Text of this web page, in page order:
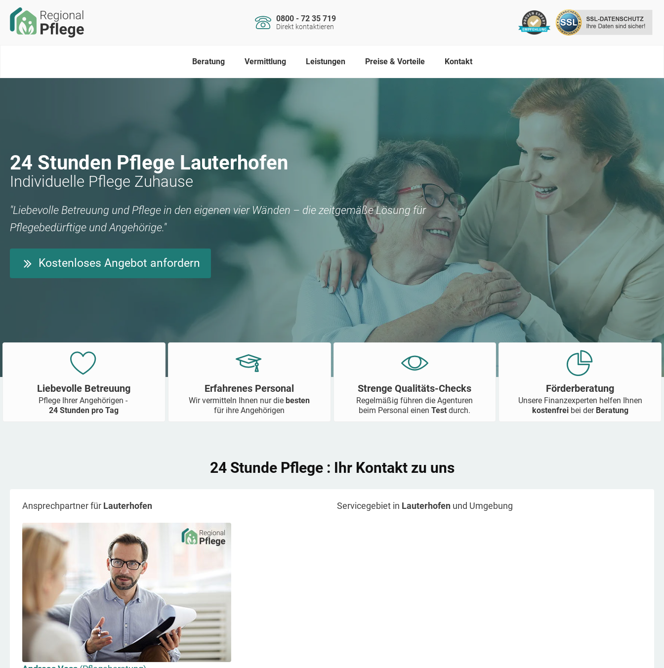
0800 - 72 35 719
Direkt kontaktieren
Beratung Vermittlung Leistungen Preise & Vorteile Kontakt
24 Stunden Pflege Lauterhofen
Individuelle Pflege Zuhause
"Liebevolle Betreuung und Pflege in den eigenen vier Wänden – die zeitgemäße Lösung für
Pflegebedürftige und Angehörige."
Kostenloses Angebot anfordern
Liebevolle Betreuung
Pflege Ihrer Angehörigen -
24 Stunden pro Tag
Erfahrenes Personal
Wir vermitteln Ihnen nur diebesten
für ihre Angehörigen
Strenge Qualitäts-Checks
Regelmäßig führen die Agenturen
beim Personal einenTestdurch.
Förderberatung
Unsere Finanzexperten helfen Ihnen
kostenfrei bei der Beratung
24 Stunde Pflege : Ihr Kontakt zu uns
Ansprechpartner für Lauterhofen Servicegebiet in Lauterhofen und Umgebung